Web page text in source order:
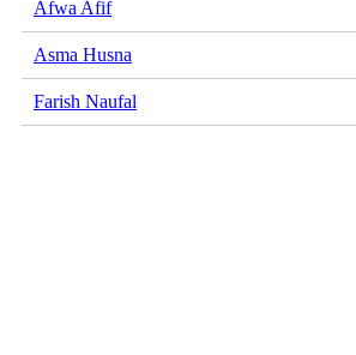
Afwa Afif
Asma Husna
Farish Naufal